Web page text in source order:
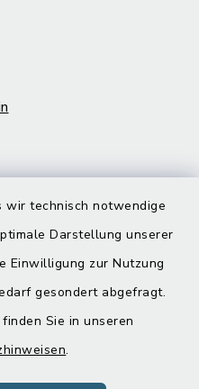
wir technisch notwendige
Darstellung unserer
Einwilligung zur Nutzung
gesondert abgefragt.
Sie in unseren
.